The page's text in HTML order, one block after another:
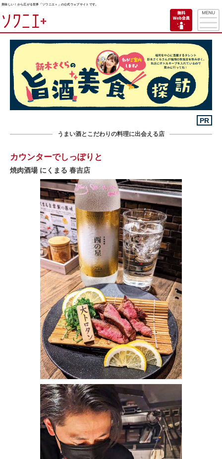
美味しい！から広がる世界「ソワニエ＋」の公式ウェブサイトです。
PR
うまい酒とこだわりの料理に出会える店
カウンターでしっぽりと
焼肉酒場 にくまる 春吉店